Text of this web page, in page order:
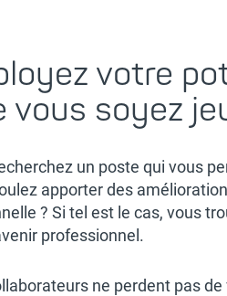
votre
vous soyez
un poste qui vous
apporter des
? Si tel est le cas, vous
professionnel.
ne perdent pas